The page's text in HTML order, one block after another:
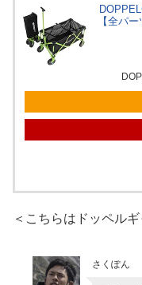
【全パ
＜こちらはドッペル
さくぽん